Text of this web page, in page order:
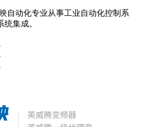
自动化专业从事工业自动化控制系
集成。